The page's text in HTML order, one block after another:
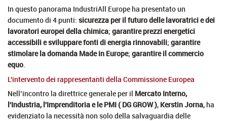
In questo panorama IndustriAll Europe ha presentato un
documento di 4 punti: sicurezza per il futuro delle lavoratrici e dei
lavoratori europei della chimica; garantire prezzi energetici
accessibili e sviluppare fonti di energia rinnovabili; garantire
stimolare la domanda Made in Europe; garantire il commercio
equo
L'intervento dei rappresentanti della Commissione Europea
Nell’incontro la direttrice generale per il Mercato Interno,
l'Industria, l'Imprenditoria e le PMI ( DG GROW ), Kerstin Jorna, ha
evidenziato la necessità non solo della salvaguardia delle